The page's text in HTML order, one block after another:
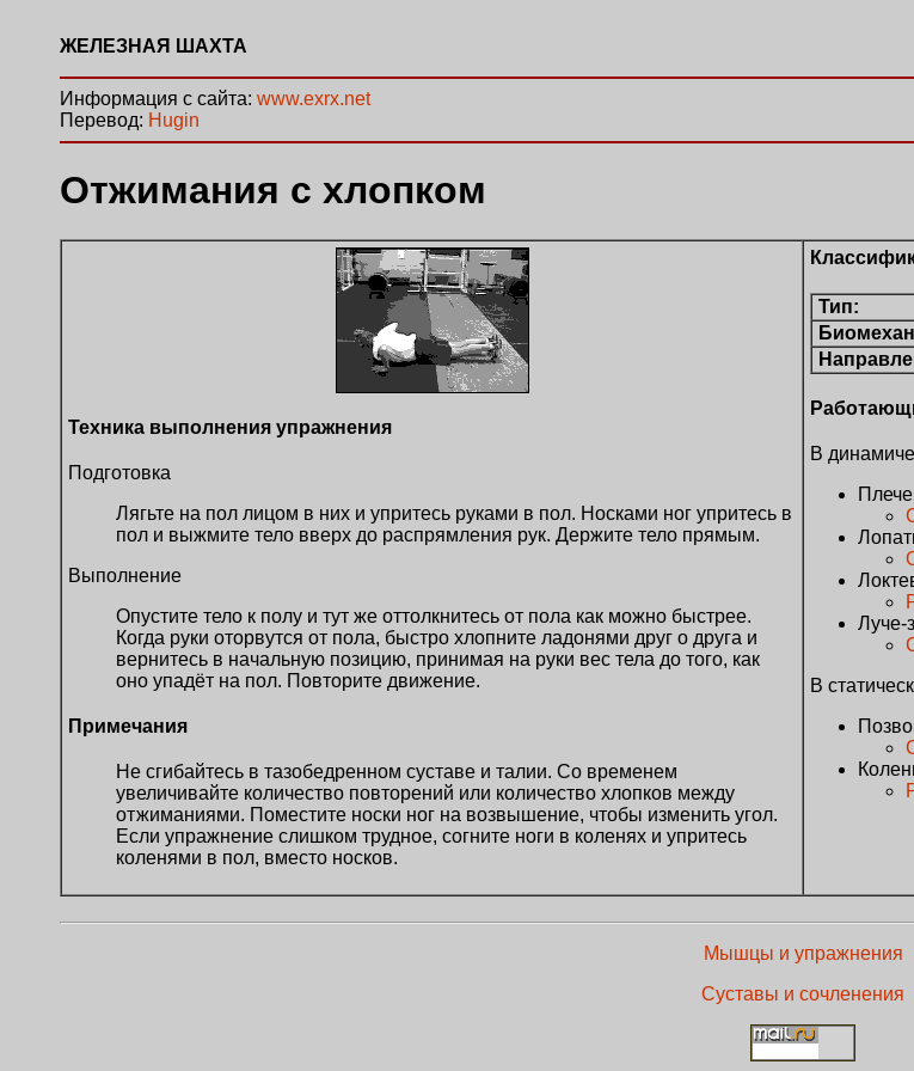
ЖЕЛЕЗНАЯ ШАХТА
Информация с сайта: www.exrx.net
Перевод: Hugin
Отжимания с хлопком
Техника выполнения упражнения
Подготовка
Лягьте на пол лицом в них и упритесь руками в пол. Носками ног упритесь в
пол и выжмите тело вверх до распрямления рук. Держите тело прямым.
Выполнение
Опустите тело к полу и тут же оттолкнитесь от пола как можно быстрее.
Когда руки оторвутся от пола, быстро хлопните ладонями друг о друга и
вернитесь в начальную позицию, принимая на руки вес тела до того, как
оно упадёт на пол. Повторите движение.
Примечания
Не сгибайтесь в тазобедренном суставе и талии. Со временем
увеличивайте количество повторений или количество хлопков между
отжиманиями. Поместите носки ног на возвышение, чтобы изменить угол.
Если упражнение слишком трудное, согните ноги в коленях и упритесь
коленями в пол, вместо носков.
Тип:
В
Луче-
В
Мышцы и упражнения
Суставы и сочленения